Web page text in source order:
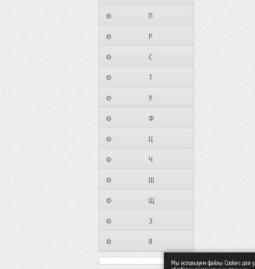
⠀⠀⠀⠀⠀⠀П⠀⠀⠀⠀⠀⠀⠀
⠀⠀⠀⠀⠀⠀Р⠀⠀⠀⠀⠀⠀⠀
⠀⠀⠀⠀⠀⠀С⠀⠀⠀⠀⠀⠀⠀
⠀⠀⠀⠀⠀⠀Т⠀⠀⠀⠀⠀⠀⠀
⠀⠀⠀⠀⠀⠀У⠀⠀⠀⠀⠀⠀⠀
⠀⠀⠀⠀⠀⠀Ф⠀⠀⠀⠀⠀⠀⠀
⠀⠀⠀⠀⠀⠀Ц⠀⠀⠀⠀⠀⠀⠀
⠀⠀⠀⠀⠀⠀Ч⠀⠀⠀⠀⠀⠀⠀
⠀⠀⠀⠀⠀⠀Ш⠀⠀⠀⠀⠀⠀⠀
⠀⠀⠀⠀⠀⠀Щ⠀⠀⠀⠀⠀⠀⠀
⠀⠀⠀⠀⠀⠀Э⠀⠀⠀⠀⠀⠀⠀
⠀⠀⠀⠀⠀⠀Я⠀⠀⠀⠀⠀⠀⠀
Мы используем файлы Сookies для